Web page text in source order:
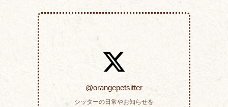
@orangepetsitter
シッターの日常やお知らせを